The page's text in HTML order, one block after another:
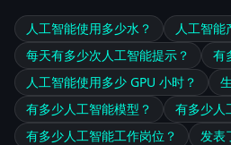
人工智能使用多少水？
人工智能
每天有多少次人工智能提示？
有
人工智能使用多少 GPU 小时？
有多少人工智能模型？
有多少人
有多少人工智能工作岗位？
发表